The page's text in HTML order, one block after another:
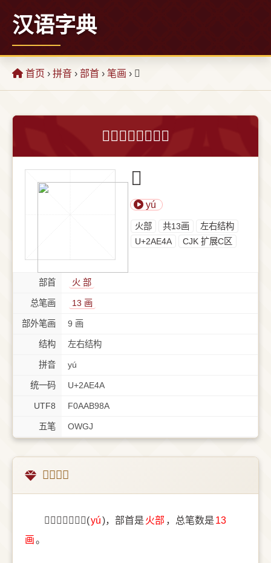
汉语字典
首页 › 拼音 › 部首 › 笔画 › 𪹊
𪹊字的意思和解释
𪹊
yú
⽕部 共13画
左右结构
U+2AE4A
CJK 扩展C区
部首 ⽕ 部
总笔画 13 画
部外笔画 9 画
结构 左右结构
拼音 yú
统一码 U+2AE4A
UTF8 F0AAB98A
五笔 OWGJ
𪹊字概述
〔𪹊〕字拼音是(yú)，部首是 ⽕部 ，总笔数是 13
画。